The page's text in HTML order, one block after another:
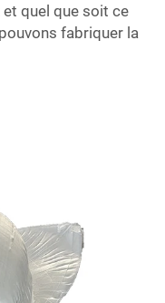
quel que soit ce
fabriquer la